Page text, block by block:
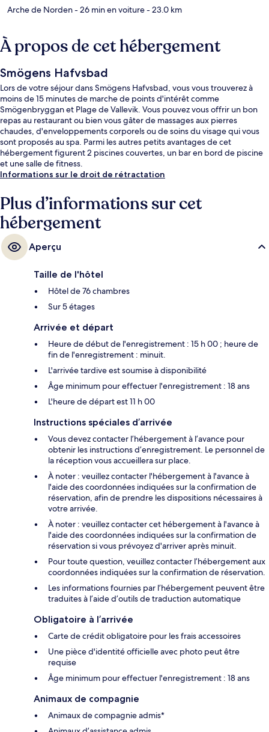
Arche de Norden- 26 min en voiture- 23.0 km
À propos de cet hébergement
Smögens Hafvsbad
Lors de votre séjour dans Smögens Hafvsbad, vous vous trouverez à
moins de 15 minutes de marche de points d'intérêt comme
Smögenbryggan et Plage de Vallevik. Vous pouvez vous offrir un bon
repas au restaurant ou bien vous gâter de massages aux pierres
chaudes, d'enveloppements corporels ou de soins du visage qui vous
sont proposés au spa. Parmi les autres petits avantages de cet
hébergement figurent 2 piscines couvertes, un bar en bord de piscine
et une salle de fitness.
Informations sur le droit de rétractation
Plus d’informations sur cet
hébergement
Aperçu
Taille de l'hôtel
Hôtel de 76 chambres
Sur 5 étages
Arrivée et départ
Heure de début de l'enregistrement : 15 h 00 ; heure de
fin de l'enregistrement : minuit.
L'arrivée tardive est soumise à disponibilité
Âge minimum pour effectuer l'enregistrement : 18 ans
L'heure de départ est 11 h 00
Instructions spéciales d’arrivée
Vous devez contacter l’hébergement à l’avance pour
obtenir les instructions d’enregistrement. Le personnel de
la réception vous accueillera sur place.
À noter : veuillez contacter l'hébergement à l'avance à
l'aide des coordonnées indiquées sur la confirmation de
réservation, afin de prendre les dispositions nécessaires à
votre arrivée.
À noter : veuillez contacter cet hébergement à l'avance à
l'aide des coordonnées indiquées sur la confirmation de
réservation si vous prévoyez d'arriver après minuit.
Pour toute question, veuillez contacter l’hébergement aux
coordonnées indiquées sur la confirmation de réservation.
Les informations fournies par l’hébergement peuvent être
traduites à l’aide d’outils de traduction automatique
Obligatoire à l’arrivée
Carte de crédit obligatoire pour les frais accessoires
Une pièce d'identité officielle avec photo peut être
requise
Âge minimum pour effectuer l'enregistrement : 18 ans
Animaux de compagnie
Animaux de compagnie admis*